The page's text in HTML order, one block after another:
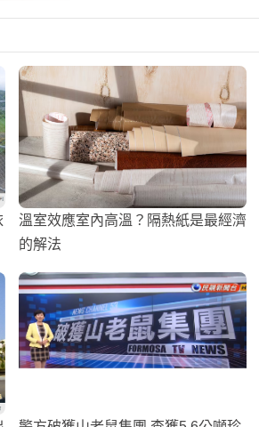
溫室效應室內高溫？隔熱紙是最經濟
的解法